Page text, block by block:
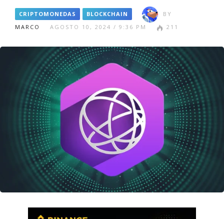
CRIPTOMONEDAS BLOCKCHAIN
BY
MARCO
AGOSTO 10, 2024 / 9:36 PM 211